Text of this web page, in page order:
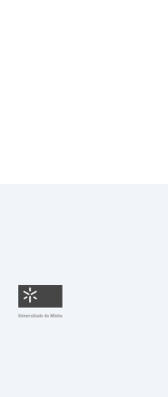
para a